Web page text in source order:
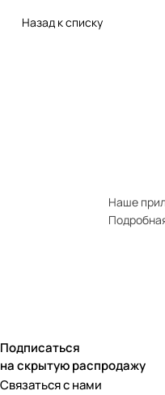
Назад к списку
Наше
Подписаться
на скрытую распродажу
Связаться с нами